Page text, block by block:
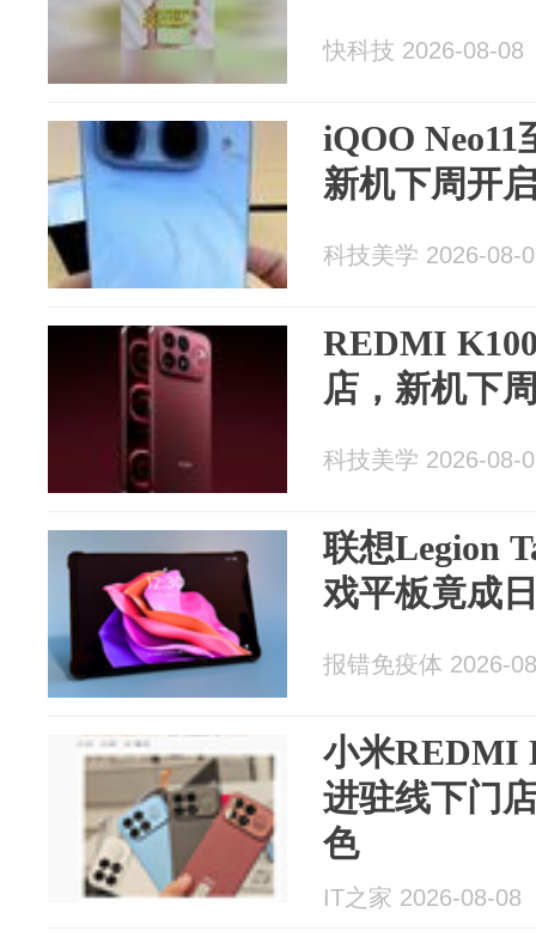
快科技 2026-08-08
iQOO
新机下周开
科技美学 2026-08-
REDMI
店，新机下
科技美学 2026-08-
联想Legion
戏平板竟成
报错免疫体 2026-
小米REDMI
进驻线下门
色
IT之家 2026-08-08